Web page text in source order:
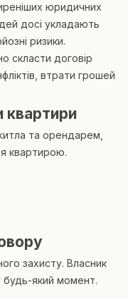
юридичних
досі укладають
ризики.
скласти договір
втрати грошей
квартири
та орендарем,
квартирою.
захисту. Власник
будь-який момент.